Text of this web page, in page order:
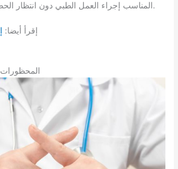
المناسب إجراء العمل الطبي دون انتظار الحصول على تلك الموافقة.
إقرأ أيضا: